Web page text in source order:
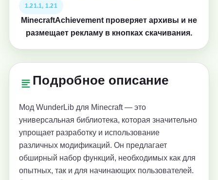
1.21.1, 1.21
MinecraftAchievement проверяет архивы и не
размещает рекламу в кнопках скачивания.
Подробное описание
Мод WunderLib для Minecraft — это
универсальная библиотека, которая значительно
упрощает разработку и использование
различных модификаций. Он предлагает
обширный набор функций, необходимых как для
опытных, так и для начинающих пользователей.